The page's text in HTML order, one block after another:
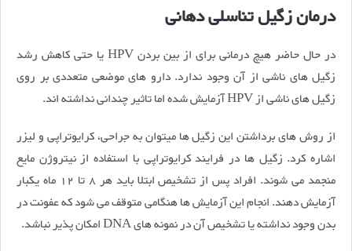
درمان زگیل تناسلی دهانی
در حال حاضر هیچ درمانی برای از بین بردن HPV یا حتی کاهش رشد
زگیل های ناشی از آن وجود ندارد. دارو های موضعی متعددی بر روی
زگیل های ناشی از HPV آزمایش شده اما تاثیر چندانی نداشته اند.
از روش های برداشتن این زگیل ها میتوان به جراحی، کرایوتراپی و لیزر
اشاره کرد. زگیل ها در فرایند کرایوتراپی با استفاده از نیتروژن مایع
منجمد می شوند. افراد پس از تشخیص ابتلا باید هر 8 تا 12 ماه یکبار
آزمایش دهند. انجام این آزمایش ها هنگامی متوقف می شود که عفونت در
بدن وجود نداشته یا تشخیص آن در نمونه های DNA امکان پذیر نباشد.